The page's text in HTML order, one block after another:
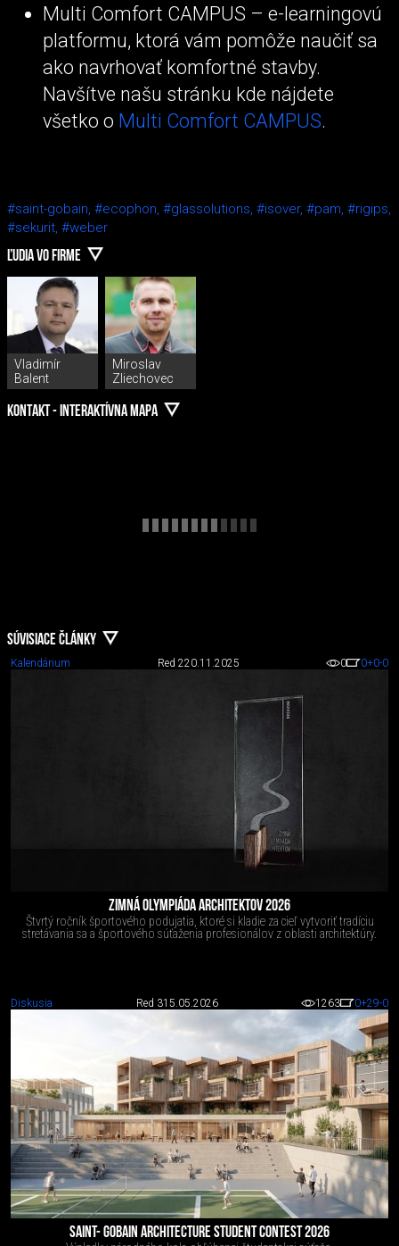
Multi Comfort CAMPUS – e-learningovú
platformu, ktorá vám pomôže naučiť sa
ako navrhovať komfortné stavby.
Navšítve našu stránku kde nájdete
všetko o Multi Comfort CAMPUS.
#saint-gobain, #ecophon, #glassolutions, #isover, #pam, #rigips,
#sekurit, #weber
ĽUDIA VO FIRME
Vladimír
Balent
Miroslav
Zliechovec
KONTAKT - INTERAKTÍVNA MAPA
SÚVISIACE ČLÁNKY
Kalendárium Red 220.11.2025 0 0+0-0
ZIMNÁ OLYMPIÁDA ARCHITEKTOV 2026
Štvrtý ročník športového podujatia, ktoré si kladie za cieľ vytvoriť tradíciu
stretávania sa a športového súťaženia profesionálov z oblasti architektúry.
Diskusia Red 315.05.2026 1263 0+29-0
SAINT- GOBAIN ARCHITECTURE STUDENT CONTEST 2026